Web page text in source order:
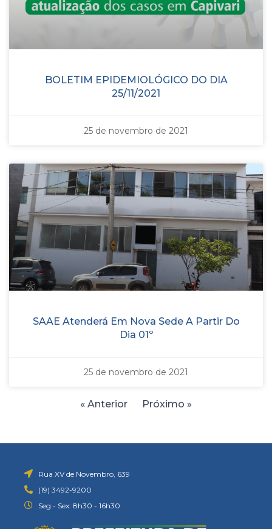
BOLETIM EPIDEMIOLÓGICO DO DIA
25/11/2021
25 de novembro de 2021
SAAE Atenderá Em Nova Sede A Partir Do
Dia 01º
25 de novembro de 2021
« Anterior Próximo »
Rua XV de Novembro, 639
(19) 3492-9200
Seg - Sex: 8h30 - 16h30